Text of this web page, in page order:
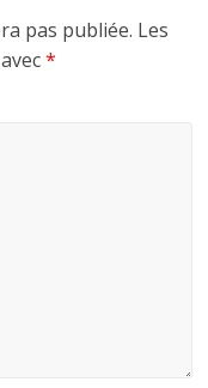
pas publiée. Les
*